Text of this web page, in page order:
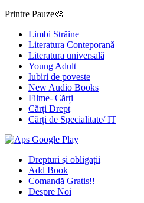
Printre Pauze🎨
Limbi Străine
Literatura Conteporană
Literatura universală
Young Adult
Iubiri de poveste
New Audio Books
Filme- Cărți
Cărți Drept
Cărți de Specialitate/ IT
Drepturi și obligații
Add Book
Comandă Gratis!!
Despre Noi